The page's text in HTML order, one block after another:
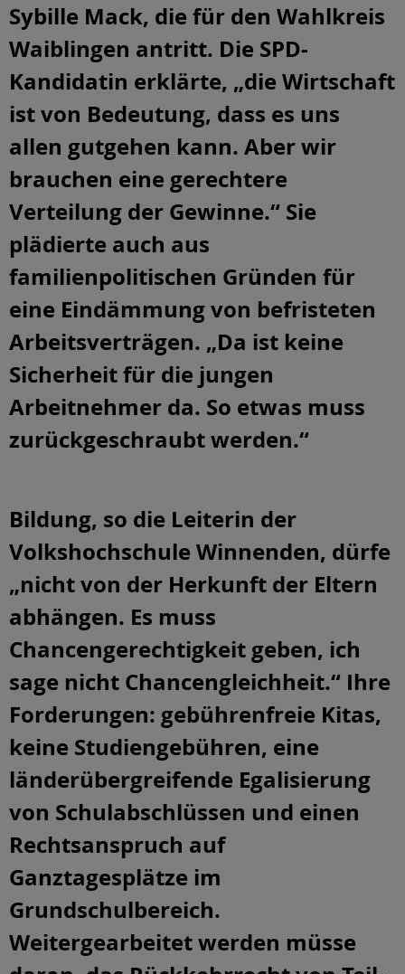
Sybille Mack, die für den Wahlkreis
Waiblingen antritt. Die SPD-
Kandidatin erklärte, „die Wirtschaft
ist von Bedeutung, dass es uns
allen gutgehen kann. Aber wir
brauchen eine gerechtere
Verteilung der Gewinne.“ Sie
plädierte auch aus
familienpolitischen Gründen für
eine Eindämmung von befristeten
Arbeitsverträgen. „Da ist keine
Sicherheit für die jungen
Arbeitnehmer da. So etwas muss
zurückgeschraubt werden.“
Bildung, so die Leiterin der
Volkshochschule Winnenden, dürfe
„nicht von der Herkunft der Eltern
abhängen. Es muss
Chancengerechtigkeit geben, ich
sage nicht Chancengleichheit.“ Ihre
Forderungen: gebührenfreie Kitas,
keine Studiengebühren, eine
länderübergreifende Egalisierung
von Schulabschlüssen und einen
Rechtsanspruch auf
Ganztagesplätze im
Grundschulbereich.
Weitergearbeitet werden müsse